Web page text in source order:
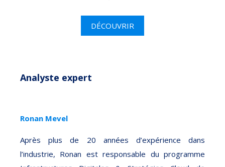
DÉCOUVRIR
Analyste expert
Ronan Mevel
Après plus de 20 années d’expérience dans
l’industrie, Ronan est responsable du programme